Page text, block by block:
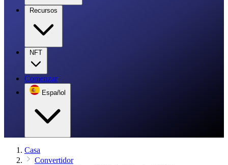
Recursos
NFT
Comenzar
Español
Casa
Convertidor